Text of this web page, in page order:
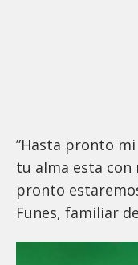
”Hasta pronto
tu alma esta con
pronto
Funes, familiar